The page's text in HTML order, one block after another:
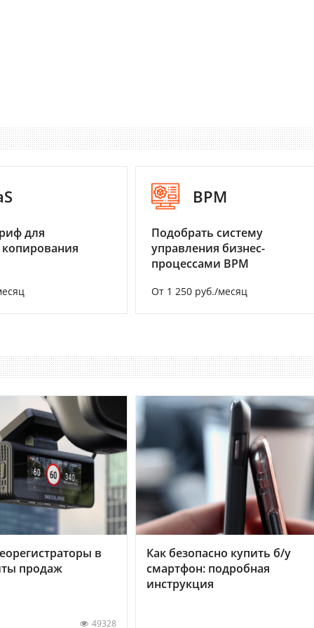
для
BPM
Подобрать систему
управления бизнес-
процессами BPM
От 1 250 руб./месяц
в
продаж
49328
Как безопасно купить б/у
смартфон: подробная
инструкция